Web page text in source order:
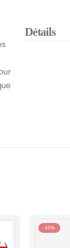
Détails
-15%